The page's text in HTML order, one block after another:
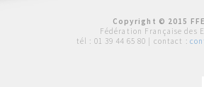
Copyright © 2015
Fédération Française des
tél : 01 39 44 65 80 | contact :